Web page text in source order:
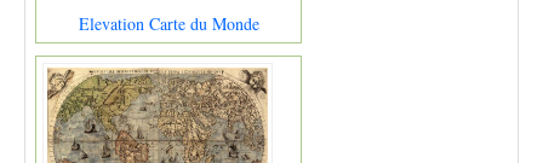
Elevation Carte du Monde